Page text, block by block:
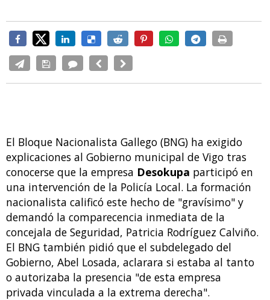
El Bloque Nacionalista Gallego (BNG) ha exigido
explicaciones al Gobierno municipal de Vigo tras
conocerse que la empresa Desokupa participó en
una intervención de la Policía Local. La formación
nacionalista calificó este hecho de "gravísimo" y
demandó la comparecencia inmediata de la
concejala de Seguridad, Patricia Rodríguez Calviño.
El BNG también pidió que el subdelegado del
Gobierno, Abel Losada, aclarara si estaba al tanto
o autorizaba la presencia "de esta empresa
privada vinculada a la extrema derecha".